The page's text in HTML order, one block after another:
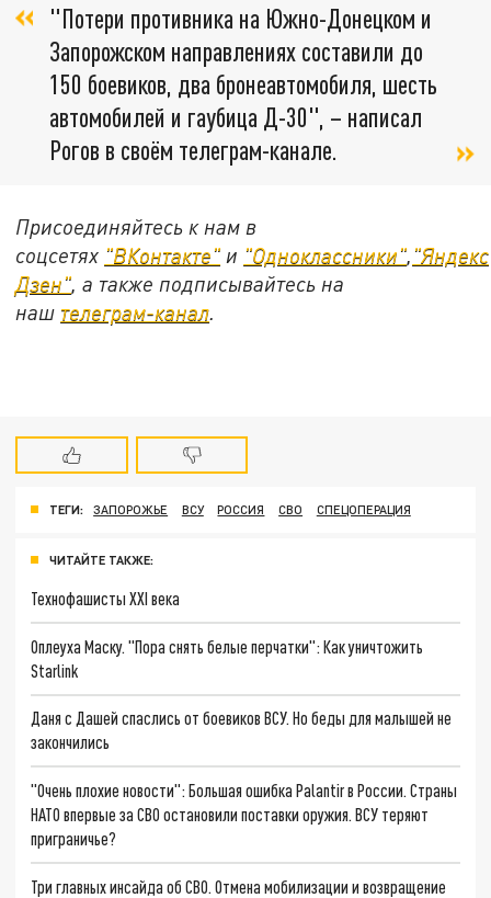
"Потери противника на Южно-Донецком и
Запорожском направлениях составили до
150 боевиков, два бронеавтомобиля, шесть
автомобилей и гаубица Д-30", – написал
Рогов в своём телеграм-канале.
Присоединяйтесь к нам в
соцсетях "ВКонтакте" и "Одноклассники", "Яндекс
Дзен", а также подписывайтесь на
наш телеграм-канал.
ТЕГИ: ЗАПОРОЖЬЕ ВСУ РОССИЯ СВО СПЕЦОПЕРАЦИЯ
ЧИТАЙТЕ ТАКЖЕ:
Технофашисты XXI века
Оплеуха Маску. "Пора снять белые перчатки": Как уничтожить
Starlink
Даня с Дашей спаслись от боевиков ВСУ. Но беды для малышей не
закончились
"Очень плохие новости": Большая ошибка Palantir в России. Страны
НАТО впервые за СВО остановили поставки оружия. ВСУ теряют
приграничье?
Три главных инсайда об СВО. Отмена мобилизации и возвращение